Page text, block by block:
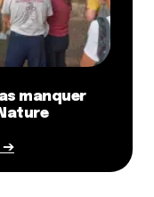
manquer
➔